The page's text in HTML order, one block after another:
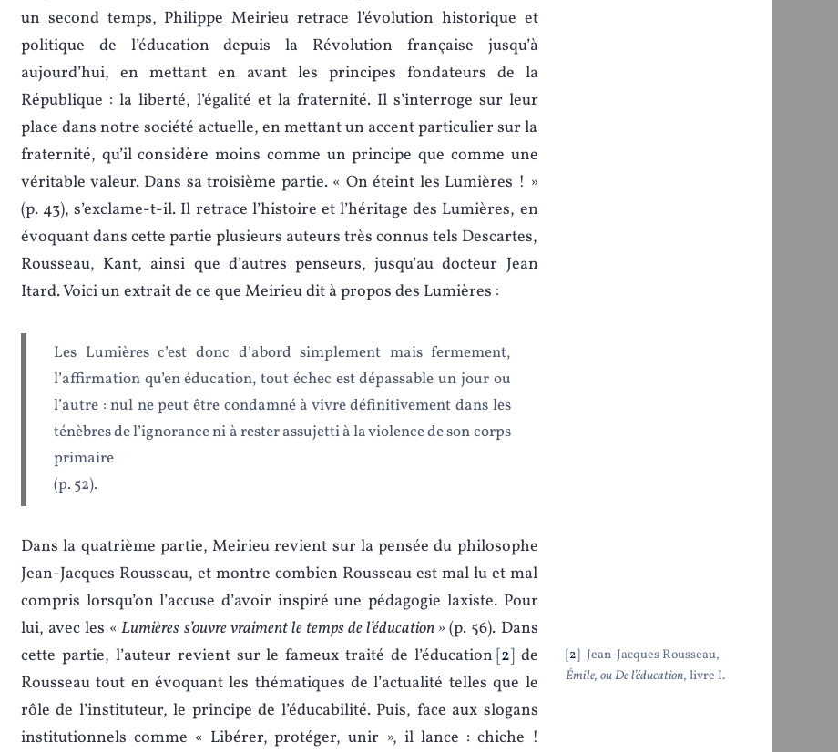
un second temps, Philippe Meirieu retrace l’évolution historique et
politique de l’éducation depuis la Révolution française jusqu’à
aujourd’hui, en mettant en avant les principes fondateurs de la
République : la liberté, l’égalité et la fraternité. Il s’interroge sur leur
place dans notre société actuelle, en mettant un accent particulier sur la
fraternité, qu’il considère moins comme un principe que comme une
véritable valeur. Dans sa troisième partie. « On éteint les Lumières ! »
(p. 43), s’exclame-t-il. Il retrace l’histoire et l’héritage des Lumières, en
évoquant dans cette partie plusieurs auteurs très connus tels Descartes,
Rousseau, Kant, ainsi que d’autres penseurs, jusqu’au docteur Jean
Itard. Voici un extrait de ce que Meirieu dit à propos des Lumières :
Les Lumières c’est donc d’abord simplement mais fermement,
l’affirmation qu’en éducation, tout échec est dépassable un jour ou
l’autre : nul ne peut être condamné à vivre définitivement dans les
ténèbres de l’ignorance ni à rester assujetti à la violence de son corps
primaire
(p. 52).
Dans la quatrième partie, Meirieu revient sur la pensée du philosophe
Jean-Jacques Rousseau, et montre combien Rousseau est mal lu et mal
compris lorsqu’on l’accuse d’avoir inspiré une pédagogie laxiste. Pour
lui, avec les « Lumières s’ouvre vraiment le temps de l’éducation »(p. 56). Dans
cette partie, l’auteur revient sur le fameux traité de l’éducation 2 de
Rousseau tout en évoquant les thématiques de l’actualité telles que le
rôle de l’instituteur, le principe de l’éducabilité. Puis, face aux slogans
institutionnels comme « Libérer, protéger, unir », il lance : chiche !
2
Jean-Jacques Rousseau,
Émile, ou De l’éducation, livre I.